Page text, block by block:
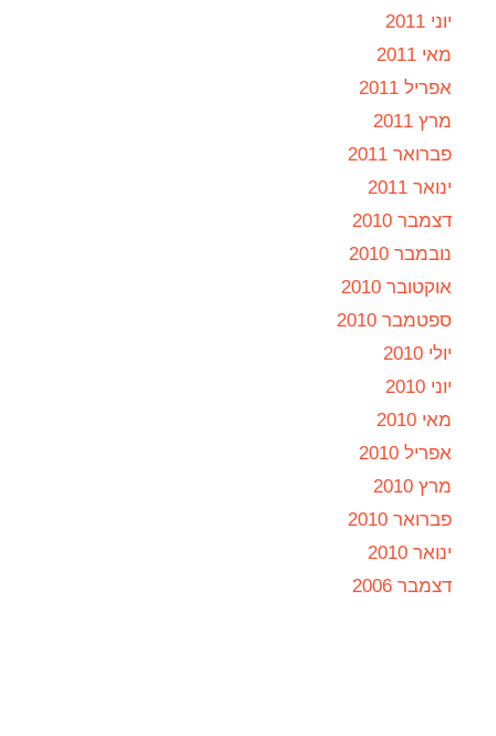
יוני 2011
מאי 2011
אפריל 2011
מרץ 2011
פברואר 2011
ינואר 2011
דצמבר 2010
נובמבר 2010
אוקטובר 2010
ספטמבר 2010
יולי 2010
יוני 2010
מאי 2010
אפריל 2010
מרץ 2010
פברואר 2010
ינואר 2010
דצמבר 2006